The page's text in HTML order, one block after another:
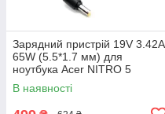
Зарядний пристрій 19V 3.42A
65W (5.5*1.7 мм) для
ноутбука Acer NITRO 5
AN515-31 65
В наявності